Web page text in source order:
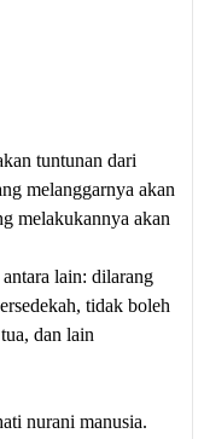
tuntunan dari
melanggarnya akan
melakukannya akan
lain: dilarang
tidak boleh
dan lain
nurani manusia.